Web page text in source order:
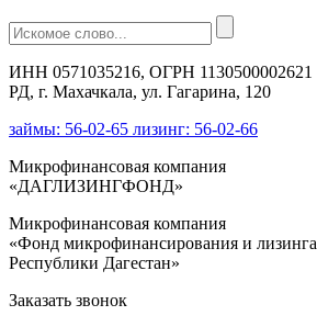
ИНН 0571035216, ОГРН 1130500002621
РД, г. Махачкала, ул. Гагарина, 120
займы: 56-02-65 лизинг: 56-02-66
Микрофинансовая компания
«ДАГЛИЗИНГФОНД»
Микрофинансовая компания
«Фонд микрофинансирования и лизинга
Республики Дагестан»
Заказать звонок